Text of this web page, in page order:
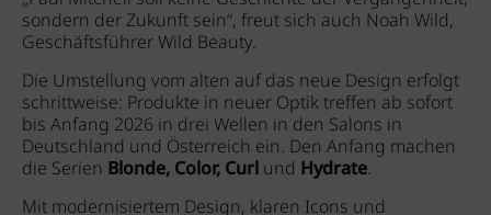
sondern der Zukunft sein“, freut sich auch Noah Wild,
Geschäftsführer Wild Beauty.
Die Umstellung vom alten auf das neue Design erfolgt
schrittweise: Produkte in neuer Optik treffen ab sofort
bis Anfang 2026 in drei Wellen in den Salons in
Deutschland und Österreich ein. Den Anfang machen
die Serien Blonde, Color, Curl und Hydrate.
Mit modernisiertem Design, klaren Icons und